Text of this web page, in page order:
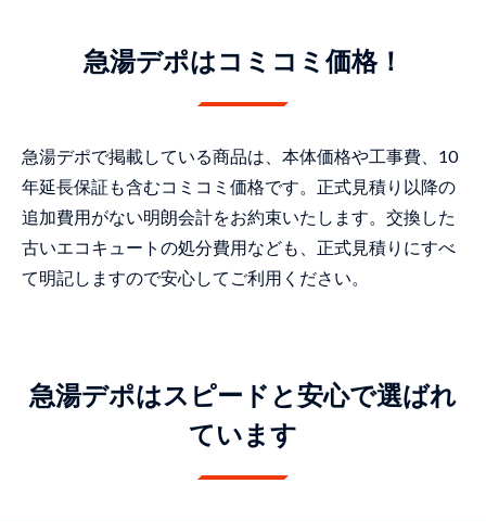
急湯デポはコミコミ価格！
急湯デポで掲載している商品は、本体価格や工事費、10
年延長保証も含むコミコミ価格です。正式見積り以降の
追加費用がない明朗会計をお約束いたします。交換した
古いエコキュートの処分費用なども、正式見積りにすべ
て明記しますので安心してご利用ください。
急湯デポはスピードと安心で選ばれ
ています